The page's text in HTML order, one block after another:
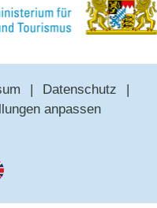
Datenschutz
anpassen